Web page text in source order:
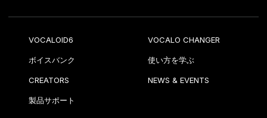
VOCALOID6 VOCALO CHANGER
ボイスバンク 使い方を学ぶ
CREATORS NEWS & EVENTS
製品サポート